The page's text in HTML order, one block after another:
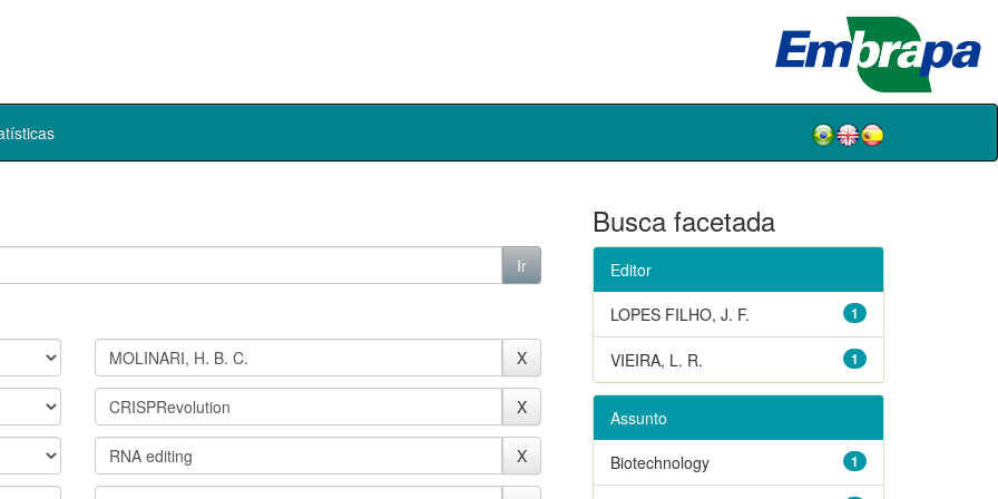
Busca facetada
Editor
1
LOPES FILHO, J. F.
1
VIEIRA, L. R.
Assunto
1
Biotechnology